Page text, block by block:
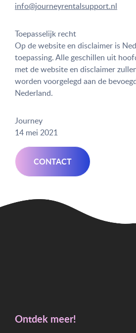
info@journeyrentalsupport.nl
Toepasselijk recht
Op de website en disclaimer is
toepassing. Alle geschillen uit
met de website en disclaimer
worden voorgelegd aan de
Nederland.
Journey
14 mei 2021
CONTACT
Ontdek meer!